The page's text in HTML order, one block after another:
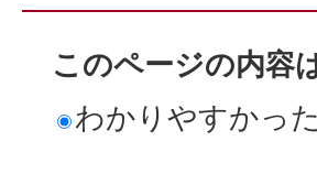
このページの内容
わかりやすかった